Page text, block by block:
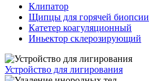
Клипатор
Щипцы для горячей биопсии
Катетер коагуляционный
Иньектор склерозирующий
Устройство для лигирования